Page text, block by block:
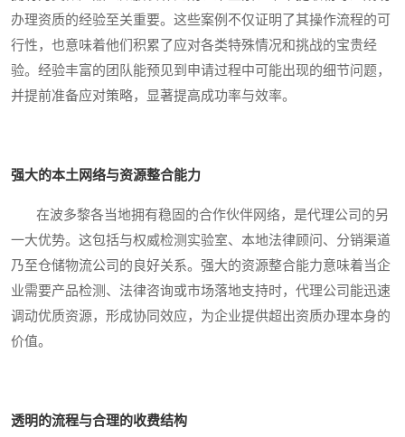
办理资质的经验至关重要。这些案例不仅证明了其操作流程的可
行性，也意味着他们积累了应对各类特殊情况和挑战的宝贵经
验。经验丰富的团队能预见到申请过程中可能出现的细节问题，
并提前准备应对策略，显著提高成功率与效率。
强大的本土网络与资源整合能力
在波多黎各当地拥有稳固的合作伙伴网络，是代理公司的另
一大优势。这包括与权威检测实验室、本地法律顾问、分销渠道
乃至仓储物流公司的良好关系。强大的资源整合能力意味着当企
业需要产品检测、法律咨询或市场落地支持时，代理公司能迅速
调动优质资源，形成协同效应，为企业提供超出资质办理本身的
价值。
透明的流程与合理的收费结构